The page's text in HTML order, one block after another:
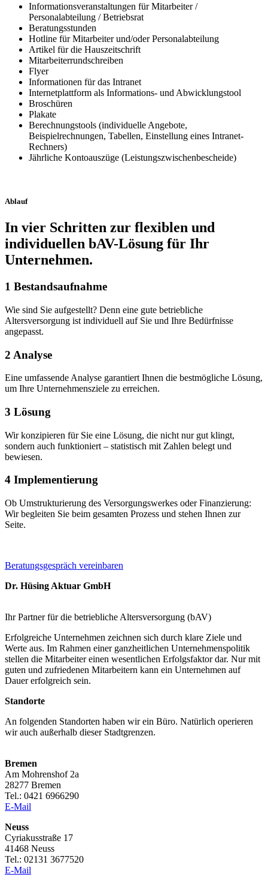
Informationsveranstaltungen für Mitarbeiter /
Personalabteilung / Betriebsrat
Beratungsstunden
Hotline für Mitarbeiter und/oder Personalabteilung
Artikel für die Hauszeitschrift
Mitarbeiterrundschreiben
Flyer
Informationen für das Intranet
Internetplattform als Informations- und Abwicklungstool
Broschüren
Plakate
Berechnungstools (individuelle Angebote,
Beispielrechnungen, Tabellen, Einstellung eines Intranet-
Rechners)
Jährliche Kontoauszüge (Leistungszwischenbescheide)
Ablauf
In vier Schritten zur flexiblen und
individuellen bAV-Lösung für Ihr
Unternehmen.
1 Bestandsaufnahme
Wie sind Sie aufgestellt? Denn eine gute betriebliche
Altersversorgung ist individuell auf Sie und Ihre Bedürfnisse
angepasst.
2 Analyse
Eine umfassende Analyse garantiert Ihnen die bestmögliche Lösung,
um Ihre Unternehmensziele zu erreichen.
3 Lösung
Wir konzipieren für Sie eine Lösung, die nicht nur gut klingt,
sondern auch funktioniert – statistisch mit Zahlen belegt und
bewiesen.
4 Implementierung
Ob Umstrukturierung des Versorgungswerkes oder Finanzierung:
Wir begleiten Sie beim gesamten Prozess und stehen Ihnen zur
Seite.
Beratungsgespräch vereinbaren
Dr. Hüsing Aktuar GmbH
Ihr Partner für die betriebliche Altersversorgung (bAV)
Erfolgreiche Unternehmen zeichnen sich durch klare Ziele und
Werte aus. Im Rahmen einer ganzheitlichen Unternehmenspolitik
stellen die Mitarbeiter einen wesentlichen Erfolgsfaktor dar. Nur mit
guten und zufriedenen Mitarbeitern kann ein Unternehmen auf
Dauer erfolgreich sein.
Standorte
An folgenden Standorten haben wir ein Büro. Natürlich operieren
wir auch außerhalb dieser Stadtgrenzen.
Bremen
Am Mohrenshof 2a
28277 Bremen
Tel.: 0421 6966290
E-Mail
Neuss
Cyriakusstraße 17
41468 Neuss
Tel.: 02131 3677520
E-Mail